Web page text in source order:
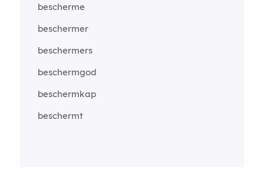
bescherme
beschermer
beschermers
beschermgod
beschermkap
beschermt